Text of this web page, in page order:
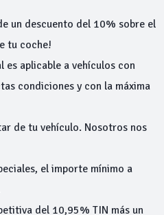
un descuento del 10% sobre el
tu coche!
es aplicable a vehículos con
condiciones y con la máxima
de tu vehículo. Nosotros nos
el importe mínimo a
del 10,95% TIN más un